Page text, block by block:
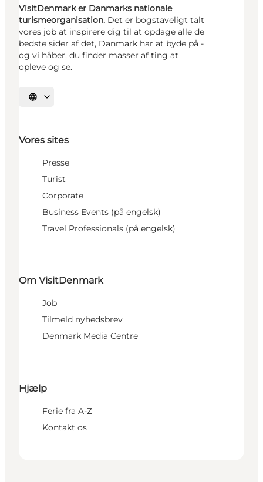
VisitDenmark er Danmarks nationale
turismeorganisation. Det er bogstaveligt talt
vores job at inspirere dig til at opdage alle de
bedste sider af det, Danmark har at byde på -
og vi håber, du finder masser af ting at
opleve og se.
Vælg sprog
Vores sites
Presse
Turist
Corporate
Business Events (på engelsk)
Travel Professionals (på engelsk)
Om VisitDenmark
Job
Tilmeld nyhedsbrev
Denmark Media Centre
Hjælp
Ferie fra A-Z
Kontakt os